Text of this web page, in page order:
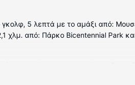
5 λεπτά με το αμάξι από:
χλμ. από: Πάρκο Bicentennial Park
ασύρματη πρόσβαση στο